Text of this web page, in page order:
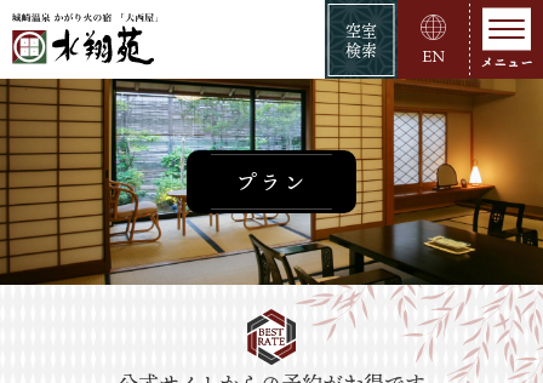
空室
検索
EN
プラン